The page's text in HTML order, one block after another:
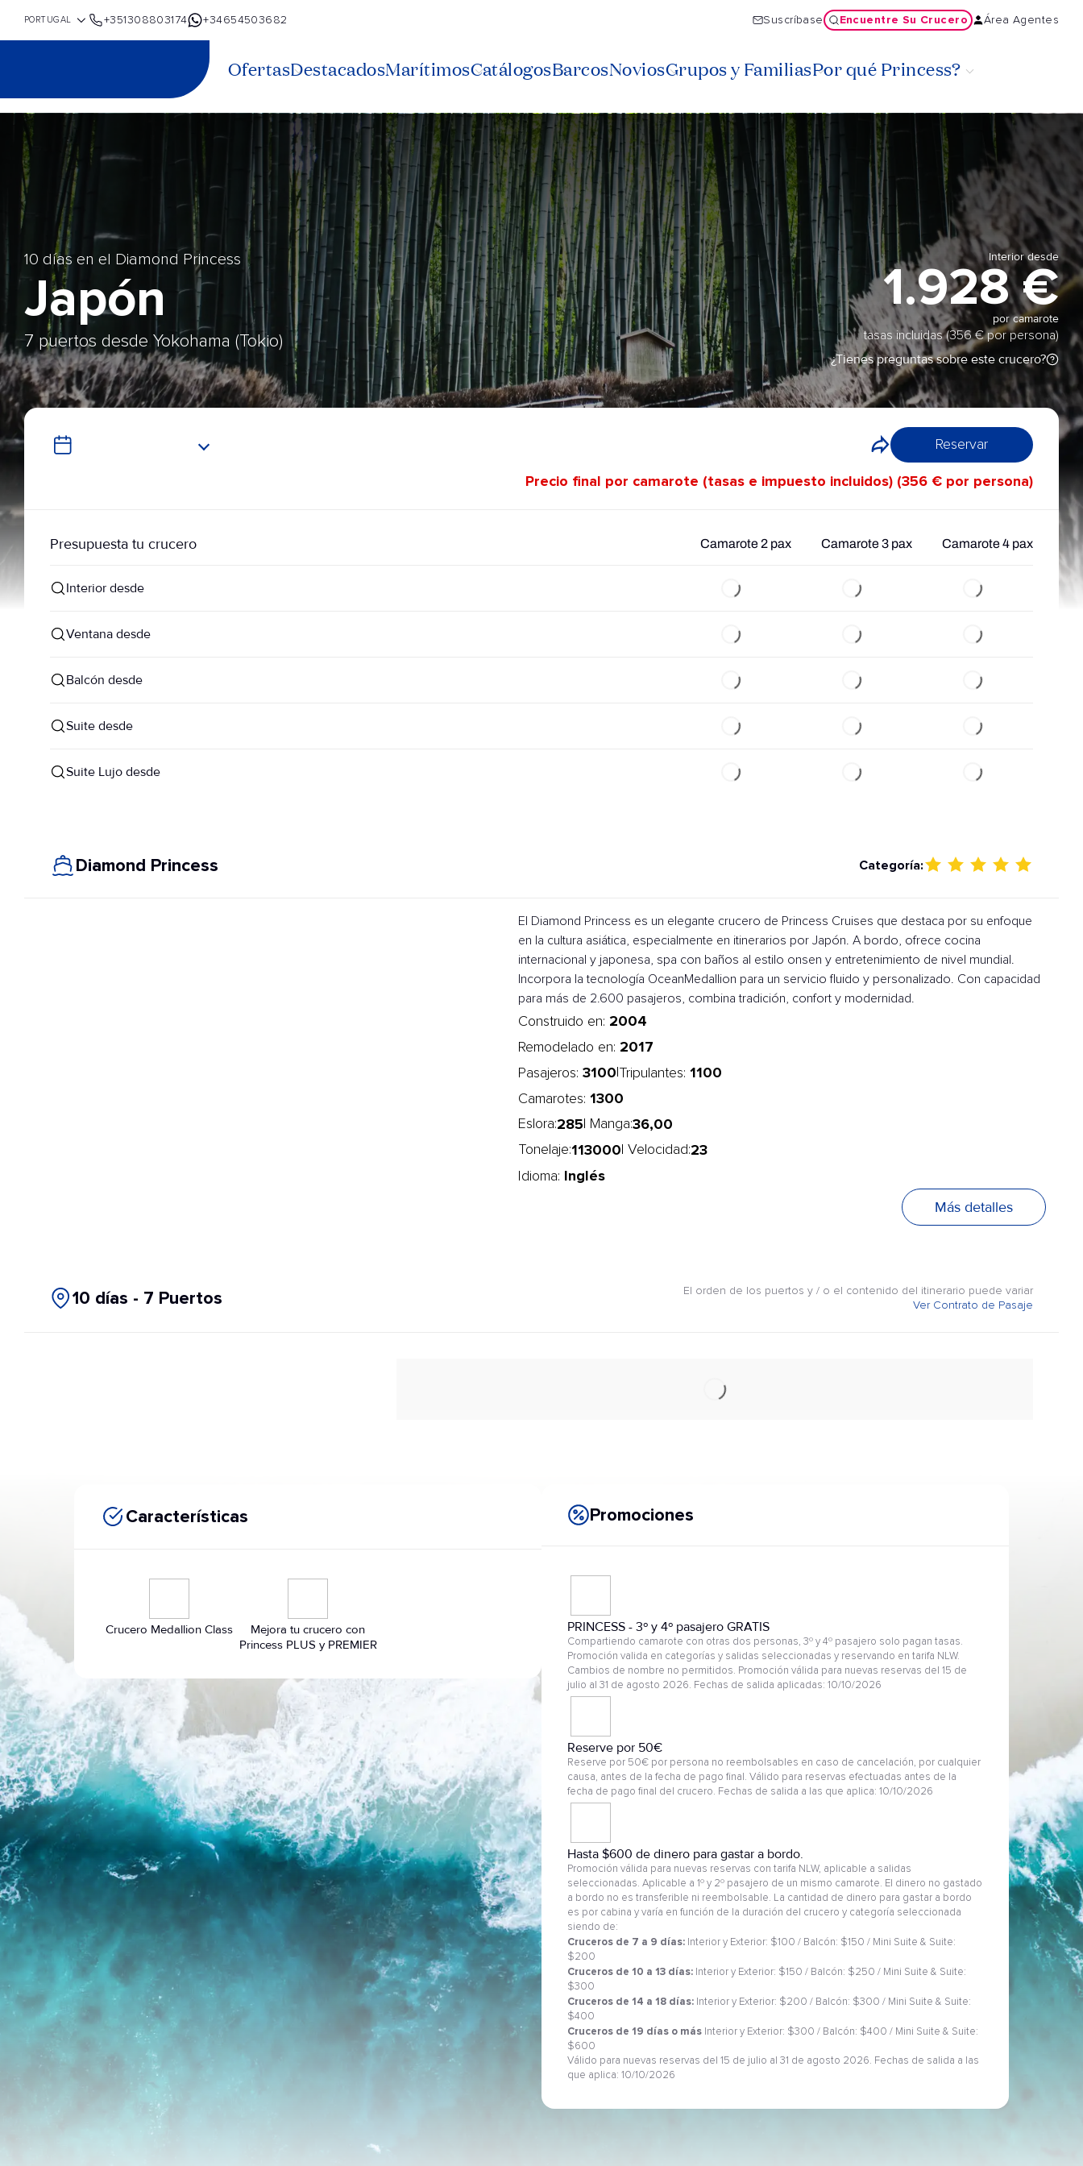
+351308803174 +34654503682 Suscríbase Encuentre Su Crucero Área Agentes
OfertasDestacadosMarítimosCatálogosBarcosNoviosGrupos y FamiliasPor qué Princess?
10 días en el Diamond Princess
Japón
7 puertos desde Yokohama (Tokio)
Interior desde
1.928 €
por camarote
tasas incluidas (356 € por persona)
¿Tienes preguntas sobre este crucero?
Reservar
Precio final por camarote (tasas e impuesto incluidos) (356 € por persona)
Presupuesta tu crucero Camarote 2 pax Camarote 3 pax Camarote 4 pax
Interior desde
Ventana desde
Balcón desde
Suite desde
Suite Lujo desde
Diamond Princess Categoría:
El Diamond Princess es un elegante crucero de Princess Cruises que destaca por su enfoque
en la cultura asiática, especialmente en itinerarios por Japón. A bordo, ofrece cocina
internacional y japonesa, spa con baños al estilo onsen y entretenimiento de nivel mundial.
Incorpora la tecnología OceanMedallion para un servicio fluido y personalizado. Con capacidad
para más de 2.600 pasajeros, combina tradición, confort y modernidad.
Construido en: 2004
Remodelado en: 2017
Pasajeros: 3100 Tripulantes: 1100
Camarotes: 1300
Eslora:285 | Manga:36,00
Tonelaje:113000 | Velocidad:23
Idioma: Inglés
Más detalles
10 días - 7 Puertos
El orden de los puertos y / o el contenido del itinerario puede variar
Ver Contrato de Pasaje
Características
Crucero Medallion Class
Mejora tu crucero con
Princess PLUS y PREMIER
Promociones
PRINCESS - 3º y 4º pasajero GRATIS
Compartiendo camarote con otras dos personas, 3º y 4º pasajero solo pagan tasas.
Promoción valida en categorías y salidas seleccionadas y reservando en tarifa NLW.
Cambios de nombre no permitidos. Promoción válida para nuevas reservas del 15 de
julio al 31 de agosto 2026. Fechas de salida aplicadas: 10/10/2026
Reserve por 50€
Reserve por 50€ por persona no reembolsables en caso de cancelación, por cualquier
causa, antes de la fecha de pago final. Válido para reservas efectuadas antes de la
fecha de pago final del crucero. Fechas de salida a las que aplica: 10/10/2026
Hasta $600 de dinero para gastar a bordo.
Promoción válida para nuevas reservas con tarifa NLW, aplicable a salidas
seleccionadas. Aplicable a 1º y 2º pasajero de un mismo camarote. El dinero no gastado
a bordo no es transferible ni reembolsable. La cantidad de dinero para gastar a bordo
es por cabina y varía en función de la duración del crucero y categoría seleccionada
siendo de:
Cruceros de 7 a 9 días: Interior y Exterior: $100 / Balcón: $150 / Mini Suite & Suite:
$200
Cruceros de 10 a 13 días: Interior y Exterior: $150 / Balcón: $250 / Mini Suite & Suite:
$300
Cruceros de 14 a 18 días: Interior y Exterior: $200 / Balcón: $300 / Mini Suite & Suite:
$400
Cruceros de 19 días o más Interior y Exterior: $300 / Balcón: $400 / Mini Suite & Suite:
$600
Válido para nuevas reservas del 15 de julio al 31 de agosto 2026. Fechas de salida a las
que aplica: 10/10/2026